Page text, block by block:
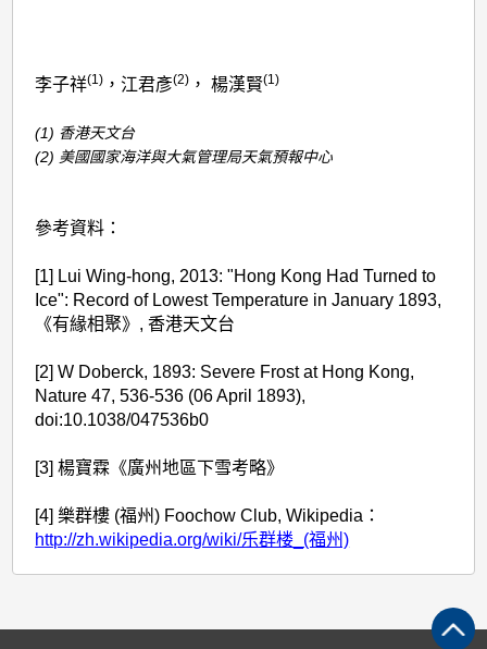
李子祥(1) ，江君彥(2) ， 楊漢賢(1)
(1) 香港天文台
(2) 美國國家海洋與大氣管理局天氣預報中心
參考資料：
[1] Lui Wing-hong, 2013: "Hong Kong Had Turned to
Ice": Record of Lowest Temperature in January 1893,
《有緣相聚》, 香港天文台
[2] W Doberck, 1893: Severe Frost at Hong Kong,
Nature 47, 536-536 (06 April 1893),
doi:10.1038/047536b0
[3] 楊寶霖《廣州地區下雪考略》
[4] 樂群樓 (福州) Foochow Club, Wikipedia：
http://zh.wikipedia.org/wiki/乐群楼_(福州)